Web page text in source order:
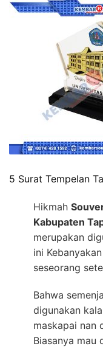
5 Surat Tempelan
Hikmah
Kabupaten
merupakan
ini
seseorang
Bahwa
digunakan
maskapai nan
Biasanya mau